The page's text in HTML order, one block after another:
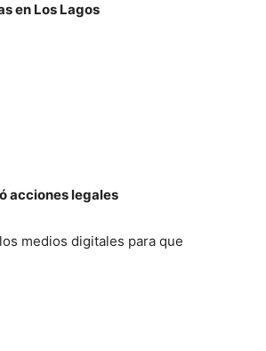
en Los Lagos
acciones legales
medios digitales para que